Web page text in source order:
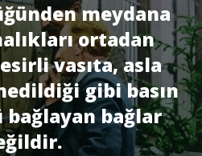
meydana
ortadan
vasıta, asla
gibi basın
bağlar